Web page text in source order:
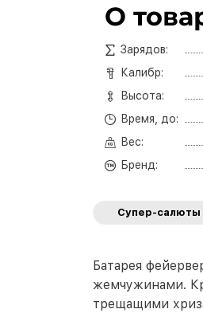
О
Зарядов:
Калибр:
Высота:
Время, до:
Вес:
Бренд:
Супер-салюты
Батарея
жемчужинами.
трещащими